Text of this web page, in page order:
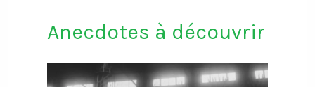
Anecdotes à découvrir